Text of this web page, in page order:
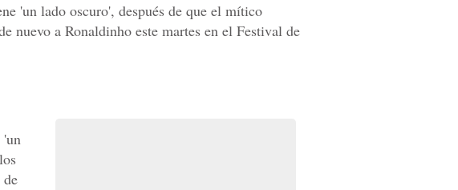
'un lado oscuro', después de que el mítico
nuevo a Ronaldinho este martes en el Festival de
'un